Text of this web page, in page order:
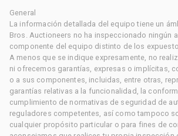
General
La información detallada del equipo tiene un
Bros. Auctioneers no ha inspeccionado ningún
componente del equipo distinto de los
A menos que se indique expresamente, no
ni ofrecemos garantías, expresas o implícitas,
o a sus componentes, incluidas, entre otras,
garantías relativas a la funcionalidad, la
cumplimiento de normativas de seguridad de
reguladores competentes, así como tampoco
cualquier propósito particular o para fines de